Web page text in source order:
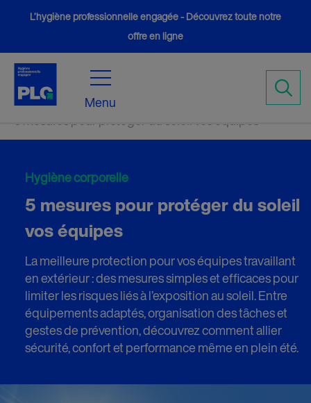
L’hygiène professionnelle engagée - Découvrez toute notre
offre en ligne
Menu
Accueil Conseils
5 mesures pour protéger du soleil vos équipes
Hygiène corporelle
5 mesures pour protéger du soleil
vos équipes
La meilleure protection pour vos équipes travaillant
en extérieur : des mesures simples et efficaces pour
limiter les risques liés à l’exposition au soleil. Entre
équipements adaptés, organisation des tâches et
gestes de prévention, découvrez comment allier
sécurité, confort et performance même en plein été.